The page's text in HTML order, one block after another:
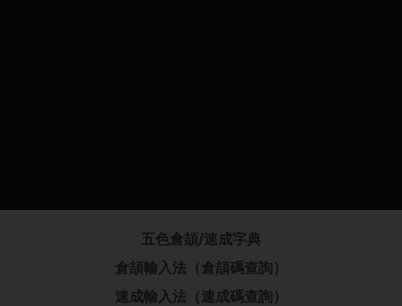
五色倉頡/速成字典
倉頡輸入法（倉頡碼查詢）
速成輸入法（速成碼查詢）